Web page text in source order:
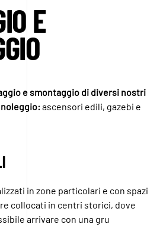
E
e smontaggio di diversi nostri
ascensori edili, gazebi e
in zone particolari e con spazi
collocati in centri storici, dove
arrivare con una gru